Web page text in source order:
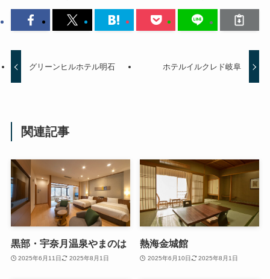
グリーンヒルホテル明石 ホテルイルクレド岐阜
関連記事
黒部・宇奈月温泉やまのは
2025年6月11日 2025年8月1日
熱海金城館
2025年6月10日 2025年8月1日